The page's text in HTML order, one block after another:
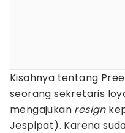
Kisahnya tentang
seorang sekretaris
mengajukan resign
Jespipat). Karena